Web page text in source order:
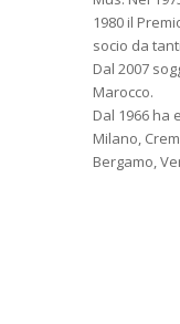
1980 il
socio da
Dal 2007
Marocco.
Dal 1966 ha
Milano,
Bergamo,